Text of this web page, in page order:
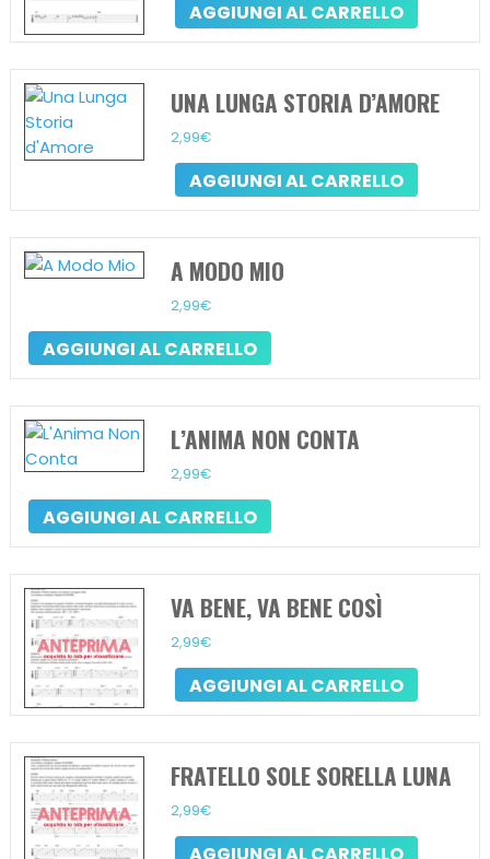
AGGIUNGI AL CARRELLO
UNA LUNGA STORIA D’AMORE
2,99€
AGGIUNGI AL CARRELLO
A MODO MIO
2,99€
AGGIUNGI AL CARRELLO
L’ANIMA NON CONTA
2,99€
AGGIUNGI AL CARRELLO
VA BENE, VA BENE COSÌ
2,99€
AGGIUNGI AL CARRELLO
FRATELLO SOLE SORELLA LUNA
2,99€